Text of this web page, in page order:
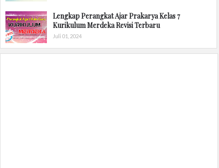
Lengkap Perangkat Ajar Prakarya Kelas 7
Kurikulum Merdeka Revisi Terbaru
Juli 01, 2024